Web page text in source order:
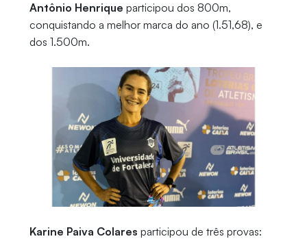
Antônio Henrique participou dos 800m,
conquistando a melhor marca do ano (1.51,68), e
dos 1.500m.
Karine Paiva Colares participou de três provas: